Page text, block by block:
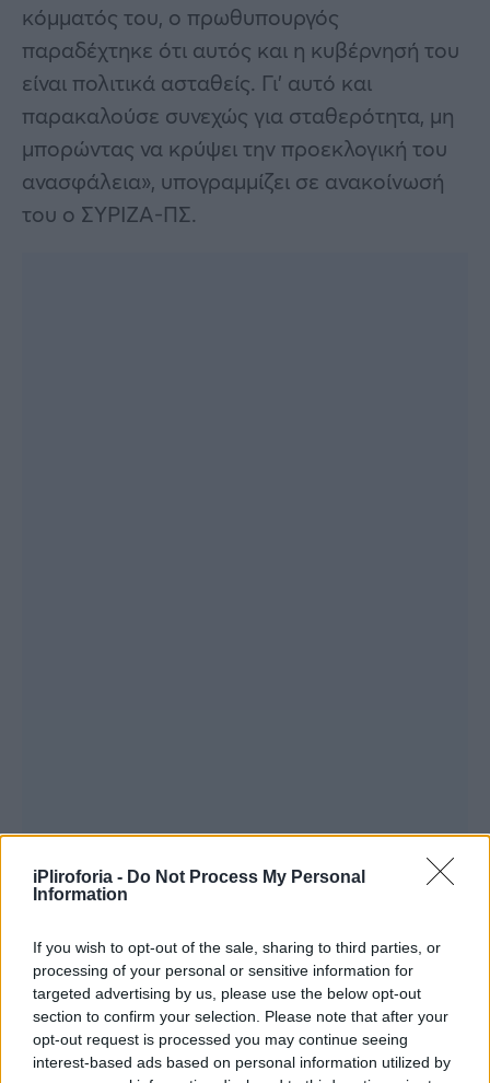
iPliroforia - Do Not Process My Personal
Information
If you wish to opt-out of the sale, sharing to third parties, or
processing of your personal or sensitive information for
targeted advertising by us, please use the below opt-out
section to confirm your selection. Please note that after your
opt-out request is processed you may continue seeing
interest-based ads based on personal information utilized by
κόμματός του, ο πρωθυπουργός
παραδέχτηκε ότι αυτός και η κυβέρνησή του
είναι πολιτικά ασταθείς. Γι’ αυτό και
παρακαλούσε συνεχώς για σταθερότητα, μη
μπορώντας να κρύψει την προεκλογική του
ανασφάλεια», υπογραμμίζει σε ανακοίνωσή
του ο ΣΥΡΙΖΑ-ΠΣ.